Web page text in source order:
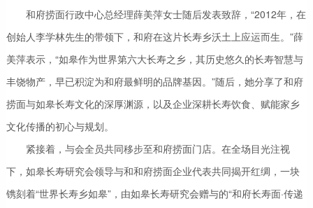
和府捞面行政中心总经理薛美萍女士随后发表致辞，“2012年，在
创始人李学林先生的带领下，和府在这片长寿乡沃土上应运而生。”薛
美萍表示，“如皋作为世界第六大长寿之乡，其历史悠久的长寿智慧与
丰饶物产，早已积淀为和府最鲜明的品牌基因。”随后，她分享了和府
捞面与如皋长寿文化的深厚渊源，以及企业深耕长寿饮食、赋能家乡
文化传播的初心与规划。
紧接着，与会全员共同移步至和府捞面门店。在全场目光注视
下，如皋长寿研究会领导与和和府捞面企业代表共同揭开红绸，一块
镌刻着“世界长寿乡如皋”，由如皋长寿研究会赠与的“和府长寿面·传递